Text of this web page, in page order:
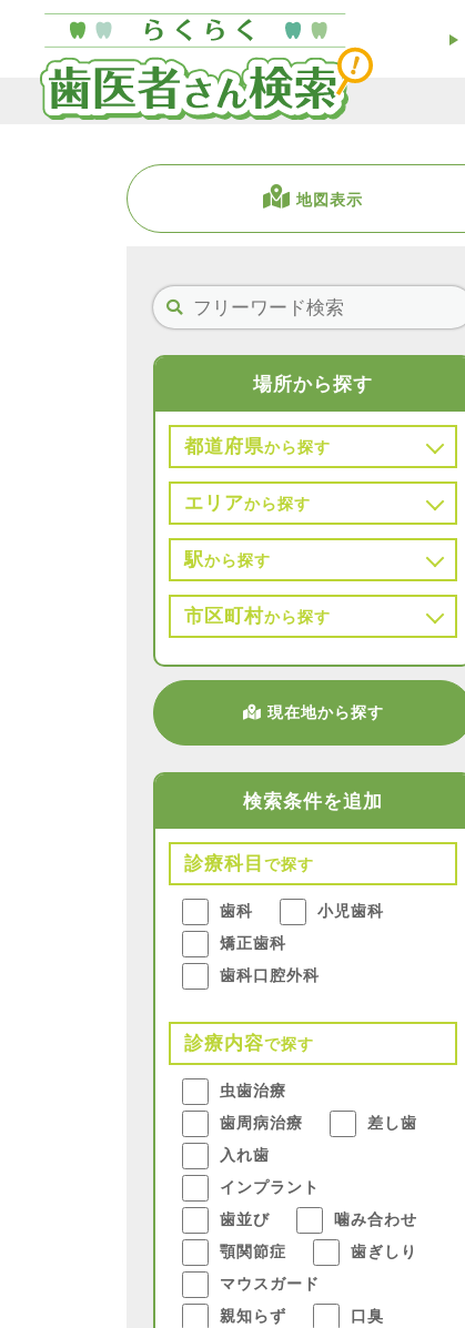
地図表示
場所から探す
都道府県から探す
エリアから探す
駅から探す
市区町村から探す
現在地から探す
検索条件を追加
診療科目で探す
歯科
小児歯科
矯正歯科
歯科口腔外科
診療内容で探す
虫歯治療
歯周病治療
差し歯
入れ歯
インプラント
歯並び
噛み合わせ
顎関節症
歯ぎしり
マウスガード
親知らず
口臭